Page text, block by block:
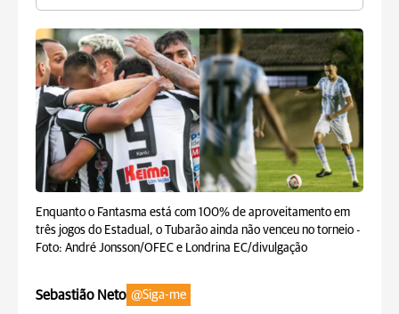
Enquanto o Fantasma está com 100% de aproveitamento em
três jogos do Estadual, o Tubarão ainda não venceu no torneio -
Foto: André Jonsson/OFEC e Londrina EC/divulgação
Sebastião Neto @Siga-me